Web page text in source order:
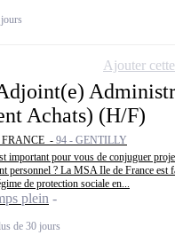
Achats) (H/F)
FRANCE - 94 - GENTILLY
important pour vous de conjuguer
personnel ? La MSA Ile de France
de protection sociale en...
plein
de 30 jours
Ajouter